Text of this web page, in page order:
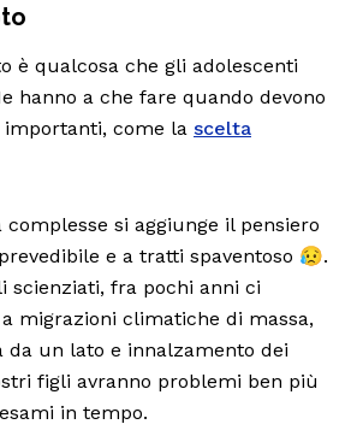
è qualcosa che gli adolescenti
hanno a che fare quando devono
come la scelta
si aggiunge il pensiero
e a tratti spaventoso 😥.
scienziati, fra pochi anni ci
migrazioni climatiche di massa,
da un lato e innalzamento dei
figli avranno problemi ben più
in tempo.